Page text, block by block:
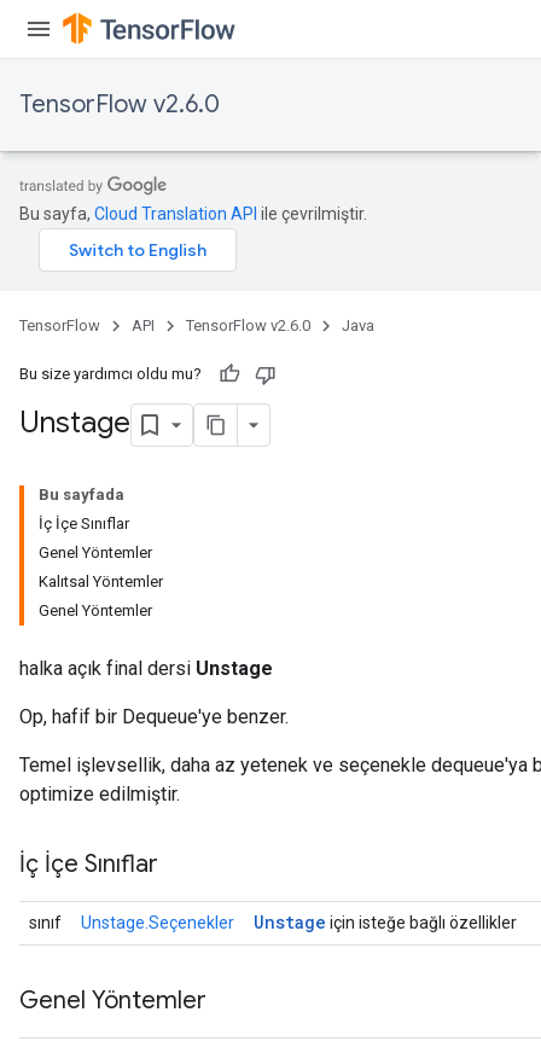
TensorFlow v2.6.0
Bu sayfa, Cloud Translation API ile çevrilmiştir.
TensorFlow API TensorFlow v2.6.0 Java
Bu size yardımcı oldu mu?
Unstage
Bu sayfada
İç İçe Sınıflar
Genel Yöntemler
Kalıtsal Yöntemler
Genel Yöntemler
halka açık final dersi Unstage
Op, hafif bir Dequeue'ye benzer.
Temel işlevsellik, daha az yetenek ve seçenekle dequeue'ya
optimize edilmiştir.
İç İçe Sınıflar
sınıf Unstage.Seçenekler Unstage için isteğe bağlı özellikler
Genel Yöntemler